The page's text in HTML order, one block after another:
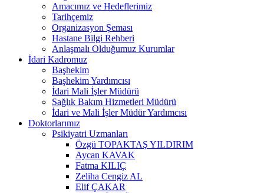
Amacımız ve Hedeflerimiz
Tarihçemiz
Organizasyon Şeması
Hastane Bilgi Rehberi
Anlaşmalı Olduğumuz Kurumlar
İdari Kadromuz
Başhekim
Başhekim Yardımcısı
İdari Mali İşler Müdürü
Sağlık Bakım Hizmetleri Müdürü
İdari ve Mali İşler Müdür Yardımcısı
Doktorlarımız
Psikiyatri Uzmanları
Özgü TOPAKTAŞ YILDIRIM
Aycan KAVAK
Fatma KILIÇ
Zeliha Cengiz AL
Elif ÇAKAR